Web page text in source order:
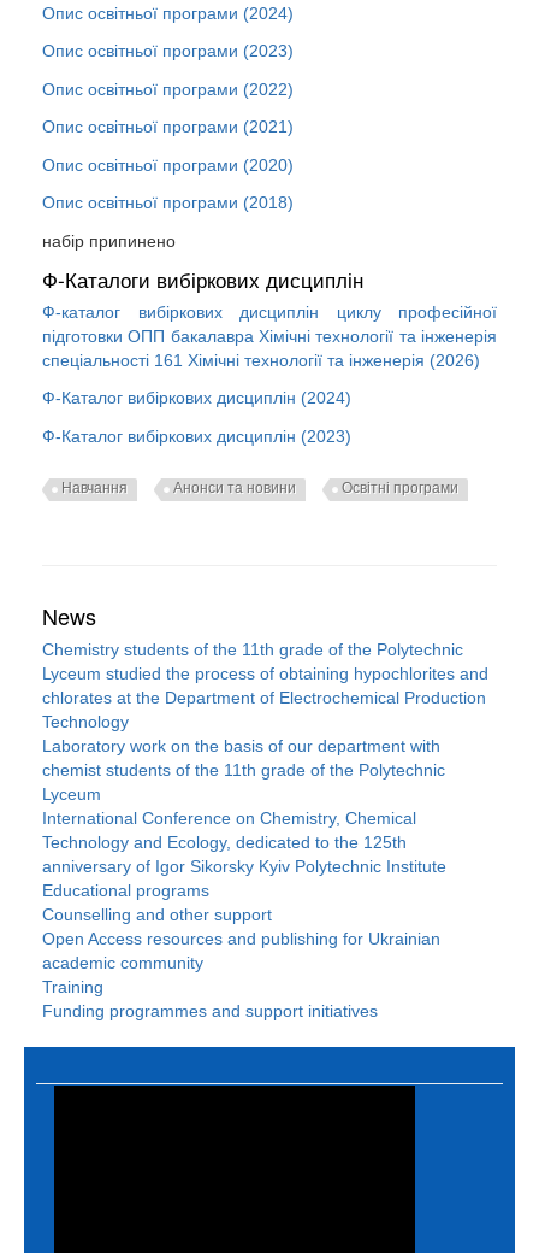
Опис освітньої програми (2024)
Опис освітньої програми (2023)
Опис освітньої програми (2022)
Опис освітньої програми (2021)
Опис освітньої програми (2020)
Опис освітньої програми (2018)
набір припинено
Ф-Каталоги вибіркових дисциплін
Ф-каталог вибіркових дисциплін циклу професійної
підготовки ОПП бакалавра Хімічні технології та інженерія
спеціальності 161 Хімічні технології та інженерія (2026)
Ф-Каталог вибіркових дисциплін (2024)
Ф-Каталог вибіркових дисциплін (2023)
Навчання Анонси та новини Освітні програми
News
Chemistry students of the 11th grade of the Polytechnic
Lyceum studied the process of obtaining hypochlorites and
chlorates at the Department of Electrochemical Production
Technology
Laboratory work on the basis of our department with
chemist students of the 11th grade of the Polytechnic
Lyceum
International Conference on Chemistry, Chemical
Technology and Ecology, dedicated to the 125th
anniversary of Igor Sikorsky Kyiv Polytechnic Institute
Educational programs
Counselling and other support
Open Access resources and publishing for Ukrainian
academic community
Training
Funding programmes and support initiatives